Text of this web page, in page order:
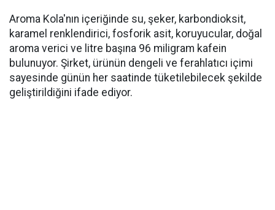
Aroma Kola'nın içeriğinde su, şeker, karbondioksit,
karamel renklendirici, fosforik asit, koruyucular, doğal
aroma verici ve litre başına 96 miligram kafein
bulunuyor. Şirket, ürünün dengeli ve ferahlatıcı içimi
sayesinde günün her saatinde tüketilebilecek şekilde
geliştirildiğini ifade ediyor.